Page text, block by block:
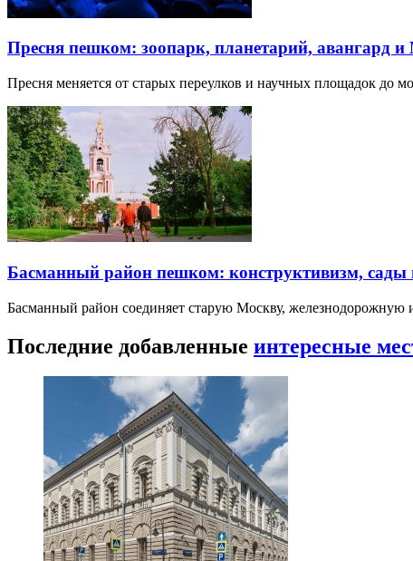
Пресня пешком: зоопарк, планетарий, авангард
Пресня меняется от старых переулков и научных площадок до
Басманный район пешком: конструктивизм, сады
Басманный район соединяет старую Москву, железнодорожную
Последние добавленные интересные